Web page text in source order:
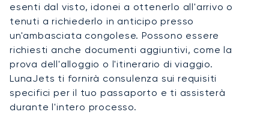
esenti dal visto, idonei a ottenerlo all'arrivo o
tenuti a richiederlo in anticipo presso
un'ambasciata congolese. Possono essere
richiesti anche documenti aggiuntivi, come la
prova dell'alloggio o l'itinerario di viaggio.
LunaJets ti fornirà consulenza sui requisiti
specifici per il tuo passaporto e ti assisterà
durante l'intero processo.